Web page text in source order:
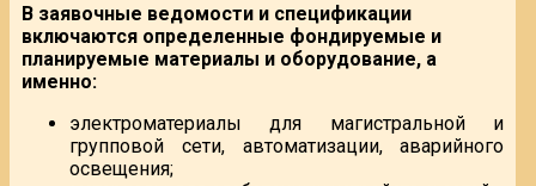
В заявочные ведомости и спецификации
включаются определенные фондируемые и
планируемые материалы и оборудование, а
именно:
электроматериалы для магистральной и
групповой сети, автоматизации, аварийного
освещения;